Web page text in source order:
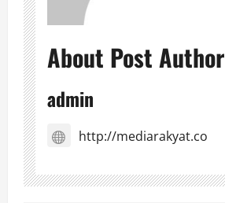
About Post Author
admin
http://mediarakyat.co